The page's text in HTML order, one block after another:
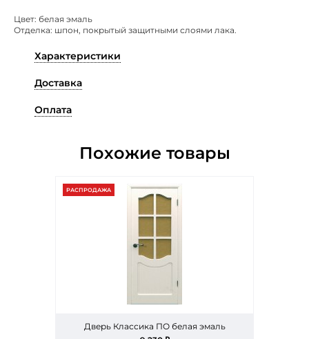
Цвет: белая эмаль
Отделка: шпон, покрытый защитными слоями лака.
Характеристики
Доставка
Оплата
Похожие товары
РАСПРОДАЖА
Дверь Классика ПО белая эмаль